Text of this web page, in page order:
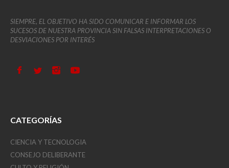
SIEMPRE, EL OBJETIVO HA SIDO COMUNICAR E INFORMAR LOS
SUCESOS DE NUESTRA PROVINCIA SIN FALSAS INTERPRETACIONES O
DESVIACIONES POR INTERÉS
CATEGORÍAS
CIENCIA Y TECNOLOGIA
CONSEJO DELIBERANTE